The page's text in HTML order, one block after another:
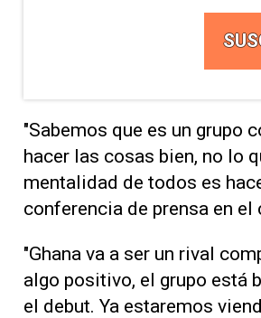
"Sabemos que es un grupo
hacer las ​cosas bien, ‌no lo
mentalidad de todos es
conferencia de prensa en
"Ghana va a ser un rival
algo positivo, el grupo está
el debut. Ya estaremos